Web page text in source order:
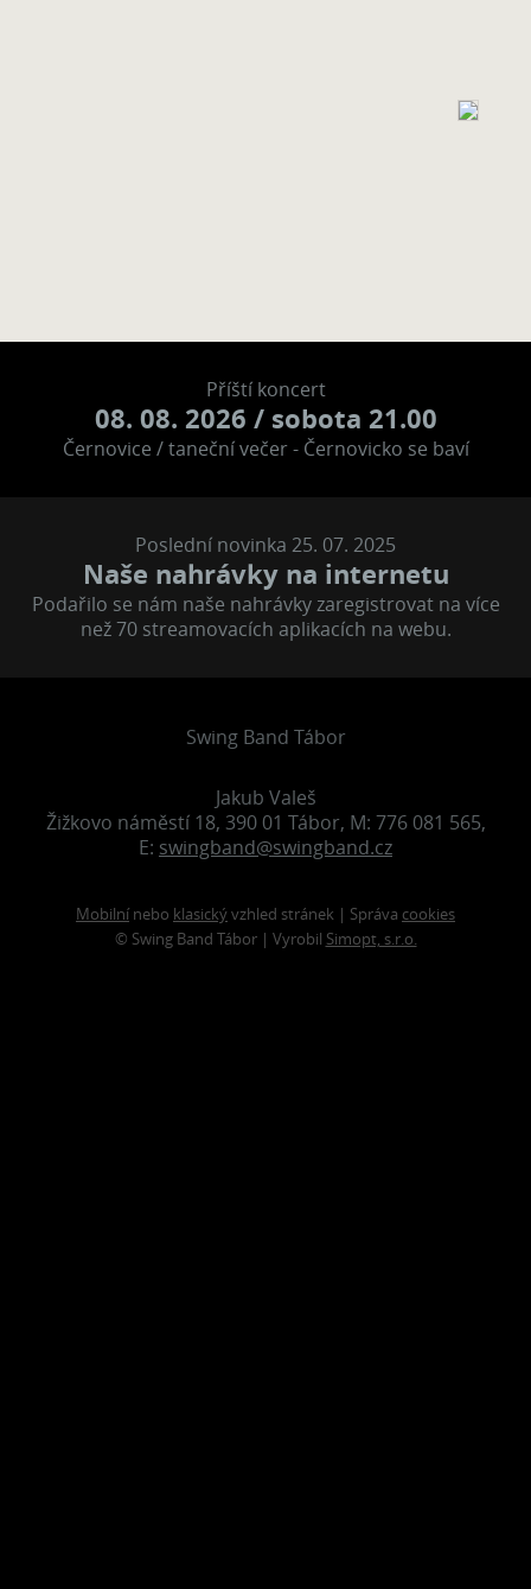
Příští koncert
08. 08. 2026 / sobota 21.00
Černovice / taneční večer - Černovicko se baví
Poslední novinka 25. 07. 2025
Naše nahrávky na internetu
Podařilo se nám naše nahrávky zaregistrovat na více
než 70 streamovacích aplikacích na webu.
Swing Band Tábor
Jakub Valeš
Žižkovo náměstí 18, 390 01 Tábor, M: 776 081 565,
E: swingband@swingband.cz
Mobilní nebo klasickývzhled stránek | Správa cookies
© Swing Band Tábor | Vyrobil Simopt, s.r.o.